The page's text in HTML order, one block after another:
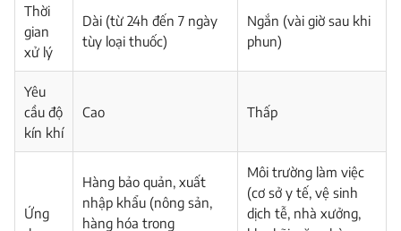
Thời
gian
xử lý
Dài (từ 24h đến 7 ngày
tùy loại thuốc)
Ngắn (vài giờ sau khi
phun)
Yêu
cầu độ
kín khí
Cao Thấp
Ứng
Hàng bảo quản, xuất
nhập khẩu (nông sản,
hàng hóa trong
Môi trường làm việc
(cơ sở y tế, vệ sinh
dịch tễ, nhà xưởng,